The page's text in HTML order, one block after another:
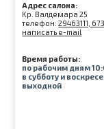
Адрес салона:
Kр. Валдемара 25
телефон:29463111,
написать e-mail
Время работы:
по рабочим дням
в субботу и
выходной